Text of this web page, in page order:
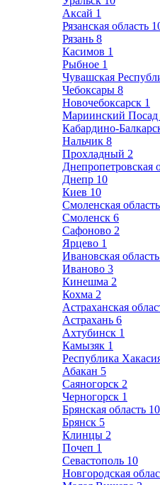
Аксай 1
Рязанская область
Рязань 8
Касимов 1
Рыбное 1
Чувашская
Чебоксары 8
Новочебоксарск 1
Мариинский Посад
Кабардино-
Нальчик 8
Прохладный 2
Днепропетровская
Днепр 10
Киев 10
Смоленская область
Смоленск 6
Сафоново 2
Ярцево 1
Ивановская область
Иваново 3
Кинешма 2
Кохма 2
Астраханская
Астрахань 6
Ахтубинск 1
Камызяк 1
Республика
Абакан 5
Саяногорск 2
Черногорск 1
Брянская область 10
Брянск 5
Клинцы 2
Почеп 1
Севастополь 10
Новгородская